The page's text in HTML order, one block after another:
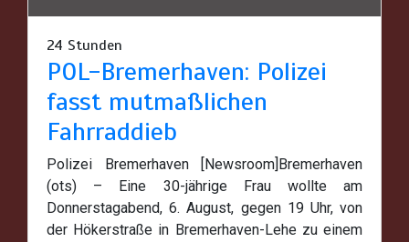
24 Stunden
POL-Bremerhaven: Polizei
fasst mutmaßlichen
Fahrraddieb
Polizei Bremerhaven [Newsroom]Bremerhaven
(ots) – Eine 30-jährige Frau wollte am
Donnerstagabend, 6. August, gegen 19 Uhr, von
der Hökerstraße in Bremerhaven-Lehe zu einem